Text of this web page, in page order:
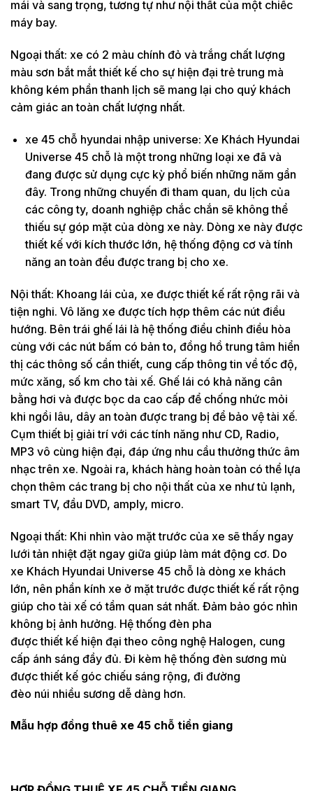
mái và sang trọng, tương tự như nội thất của một chiếc
máy bay.
Ngoại thất: xe có 2 màu chính đỏ và trắng chất lượng
màu sơn bắt mắt thiết kế cho sự hiện đại trẻ trung mà
không kém phần thanh lịch sẽ mang lại cho quý khách
cảm giác an toàn chất lượng nhất.
xe 45 chỗ hyundai nhập universe: Xe Khách Hyundai
Universe 45 chỗ là một trong những loại xe đã và
đang được sử dụng cực kỳ phổ biến những năm gần
đây. Trong những chuyến đi tham quan, du lịch của
các công ty, doanh nghiệp chắc chắn sẽ không thể
thiếu sự góp mặt của dòng xe này. Dòng xe này được
thiết kế với kích thước lớn, hệ thống động cơ và tính
năng an toàn đều được trang bị cho xe.
Nội thất: Khoang lái của, xe được thiết kế rất rộng rãi và
tiện nghi. Vô lăng xe được tích hợp thêm các nút điều
hướng. Bên trái ghế lái là hệ thống điều chỉnh điều hòa
cùng với các nút bấm có bản to, đồng hồ trung tâm hiển
thị các thông số cần thiết, cung cấp thông tin về tốc độ,
mức xăng, số km cho tài xế. Ghế lái có khả năng cân
bằng hơi và được bọc da cao cấp để chống nhức mỏi
khi ngồi lâu, dây an toàn được trang bị để bảo vệ tài xế.
Cụm thiết bị giải trí với các tính năng như CD, Radio,
MP3 vô cùng hiện đại, đáp ứng nhu cầu thưởng thức âm
nhạc trên xe. Ngoài ra, khách hàng hoàn toàn có thể lựa
chọn thêm các trang bị cho nội thất của xe như tủ lạnh,
smart TV, đầu DVD, amply, micro.
Ngoại thất: Khi nhìn vào mặt trước của xe sẽ thấy ngay
lưới tản nhiệt đặt ngay giữa giúp làm mát động cơ. Do
xe Khách Hyundai Universe 45 chỗ là dòng xe khách
lớn, nên phần kính xe ở mặt trước được thiết kế rất rộng
giúp cho tài xế có tầm quan sát nhất. Đảm bảo góc nhìn
không bị ảnh hưởng. Hệ thống đèn pha
được thiết kế hiện đại theo công nghệ Halogen, cung
cấp ánh sáng đầy đủ. Đi kèm hệ thống đèn sương mù
được thiết kế góc chiếu sáng rộng, đi đường
đèo núi nhiều sương dễ dàng hơn.
Mẫu hợp đồng thuê xe 45 chỗ tiền giang